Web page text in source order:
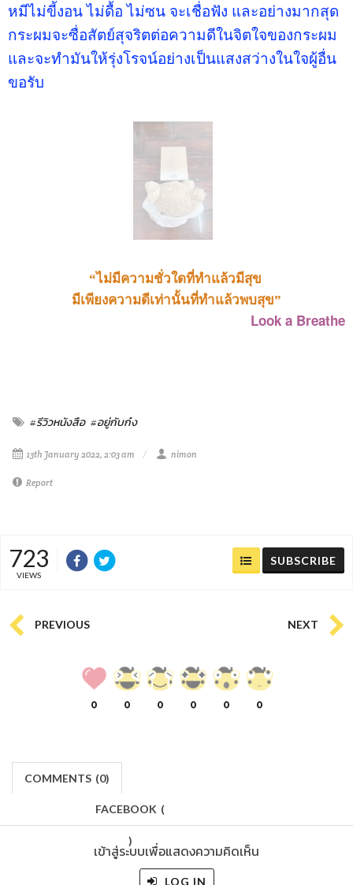
หมีไม่ขี้งอน ไม่ดื้อ ไม่ซน จะเชื่อฟัง และอย่างมากสุด
กระผมจะซื่อสัตย์สุจริตต่อความดีในจิตใจของกระผม
และจะทำมันให้รุ่งโรจน์อย่างเป็นแสงสว่างในใจผู้อื่น
ขอรับ
“ไม่มีความชั่วใดที่ทำแล้วมีสุข
มีเพียงความดีเท่านั้นที่ทำแล้วพบสุข”
Look a Breathe
#รีวิวหนังสือ #อยู่กับก๋ง
13th January 2022, 2:03 am nimon
Report
723
VIEWS
SUBSCRIBE
PREVIOUS NEXT
0 0 0 0 0 0
COMMENTS (0)
FACEBOOK (
)
เข้าสู่ระบบเพื่อแสดงความคิดเห็น
LOG IN